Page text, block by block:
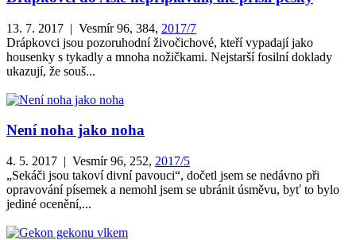
13. 7. 2017 | Vesmír 96, 384, 2017/7
Drápkovci jsou pozoruhodní živočichové, kteří vypadají jako
housenky s tykadly a mnoha nožičkami. Nejstarší fosilní doklady
ukazují, že souš...
Není noha jako noha
4. 5. 2017 | Vesmír 96, 252, 2017/5
„Sekáči jsou takoví divní pavouci“, dočetl jsem se nedávno při
opravování písemek a nemohl jsem se ubránit úsměvu, byť to bylo
jediné ocenění,...